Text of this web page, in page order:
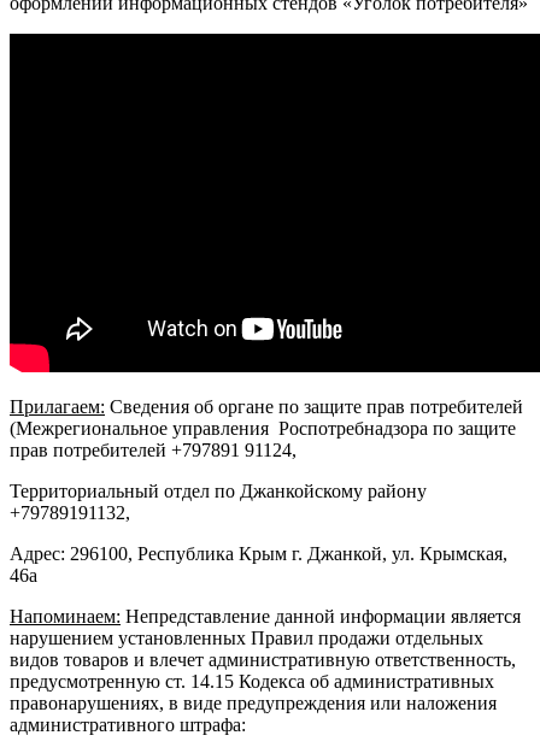
Прилагаем: Сведения об органе по защите прав потребителей
(Межрегиональное управления Роспотребнадзора по защите
прав потребителей +797891 91124,
Территориальный отдел по Джанкойскому району
+79789191132,
Адрес: 296100, Республика Крым г. Джанкой, ул. Крымская,
46а
Напоминаем: Непредставление данной информации является
нарушением установленных Правил продажи отдельных
видов товаров и влечет административную ответственность,
предусмотренную ст. 14.15 Кодекса об административных
правонарушениях, в виде предупреждения или наложения
административного штрафа: